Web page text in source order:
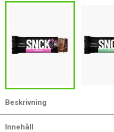
Beskrivning
Innehåll